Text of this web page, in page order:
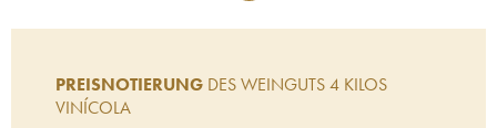
PREISNOTIERUNG DES WEINGUTS 4 KILOS
VINÍCOLA